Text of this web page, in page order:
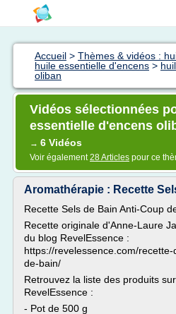
Accueil > Thèmes & vidéos :
huile essentielle d'encens >
oliban
Vidéos sélectionnées
essentielle d'encens
→ 6 Vidéos
Voir également28 Articles pour ce
Aromathérapie : Recette
Recette Sels de Bain Anti-Coup
Recette originale d'Anne-Laure
du blog RevelEssence :
https://revelessence.com/recette-
de-bain/
Retrouvez la liste des produits
RevelEssence :
- Pot de 500 g